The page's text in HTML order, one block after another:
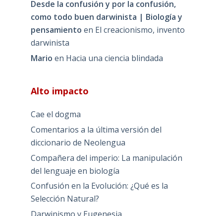
Desde la confusión y por la confusión,
como todo buen darwinista | Biología y
pensamiento en El creacionismo, invento
darwinista
Mario en Hacia una ciencia blindada
Alto impacto
Cae el dogma
Comentarios a la última versión del
diccionario de Neolengua
Compañera del imperio: La manipulación
del lenguaje en biología
Confusión en la Evolución: ¿Qué es la
Selección Natural?